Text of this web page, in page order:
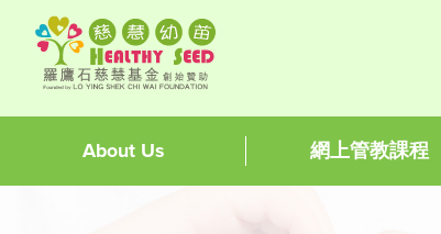
About Us 網上管教課程